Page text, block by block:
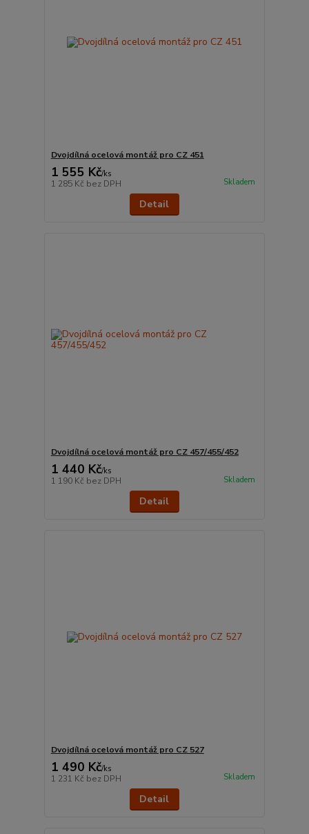
Dvojdílná ocelová montáž pro CZ 451
1 555 Kč/ks
1 285 Kč bez DPH Skladem
Detail
Dvojdílná ocelová montáž pro CZ 457/455/452
1 440 Kč/ks
1 190 Kč bez DPH Skladem
Detail
Dvojdílná ocelová montáž pro CZ 527
1 490 Kč/ks
1 231 Kč bez DPH Skladem
Detail